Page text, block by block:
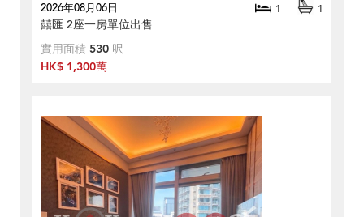
2026年08月06日 1 1
囍匯 2座一房單位出售
實用面積 530 呎
HK$ 1,300萬